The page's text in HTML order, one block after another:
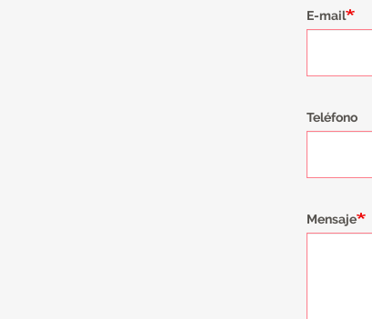
E-mail
Teléfono
Mensaje